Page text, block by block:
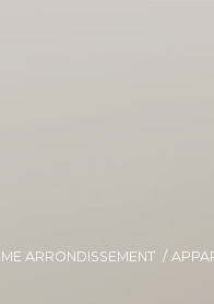
ARRONDISSEMENT